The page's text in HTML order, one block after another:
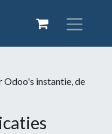
Odoo's instantie, de